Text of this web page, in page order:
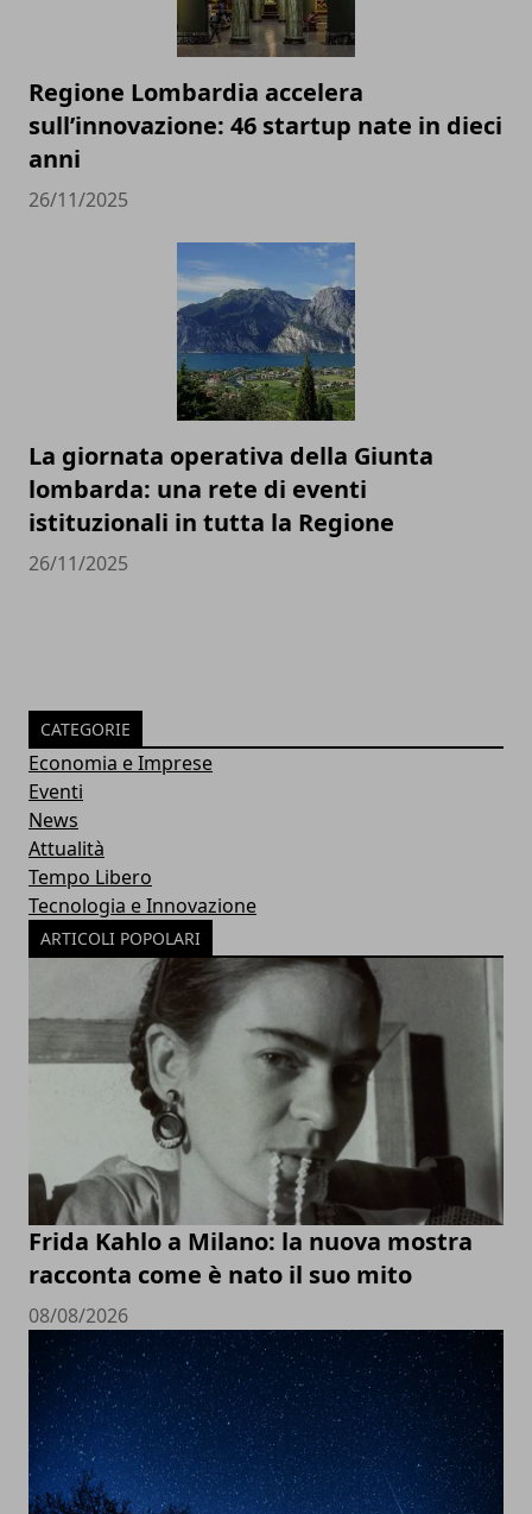
Regione Lombardia accelera
sull’innovazione: 46 startup nate in dieci
anni
26/11/2025
La giornata operativa della Giunta
lombarda: una rete di eventi
istituzionali in tutta la Regione
26/11/2025
CATEGORIE
Economia e Imprese
Eventi
News
Attualità
Tempo Libero
Tecnologia e Innovazione
ARTICOLI POPOLARI
Frida Kahlo a Milano: la nuova mostra
racconta come è nato il suo mito
08/08/2026